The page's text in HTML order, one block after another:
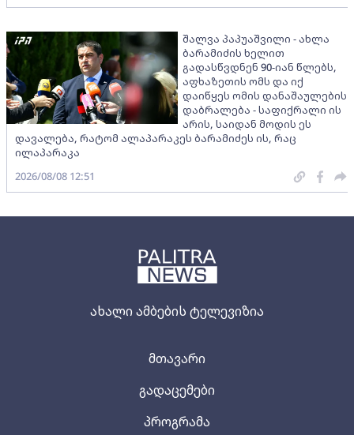
ახალი ამბების ტელევიზია
მთავარი
გადაცემები
პროგრამა
შალვა პაპუაშვილი - ახლა
ბარამიძის ხელით
გადასწვდნენ 90-იან წლებს,
აფხაზეთის ომს და იქ
დაიწყეს ომის დანაშაულების
დაბრალება - საფიქრალი ის
არის, საიდან მოდის ეს
დავალება, რატომ ალაპარაკეს ბარამიძეს ის, რაც
ილაპარაკა
2026/08/08 12:51